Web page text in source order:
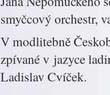
smyčcový orchestr,
V modlitebně
zpívané v jazyce
Ladislav Cvíček.